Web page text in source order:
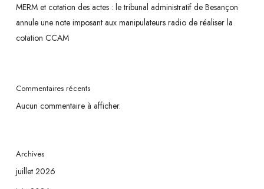
MERM et cotation des actes : le tribunal administratif de Besançon
annule une note imposant aux manipulateurs radio de réaliser la
cotation CCAM
Commentaires récents
Aucun commentaire à afficher.
Archives
juillet 2026